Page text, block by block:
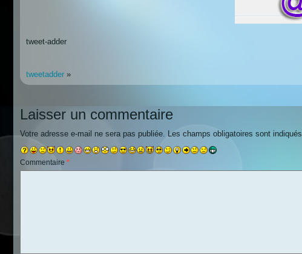
tweet-adder
tweetadder »
Laisser un commentaire
Votre adresse e-mail ne sera pas publiée. Les champs obligatoires sont
Commentaire *